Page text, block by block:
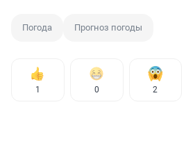
Погода Прогноз погоды
1 0 2